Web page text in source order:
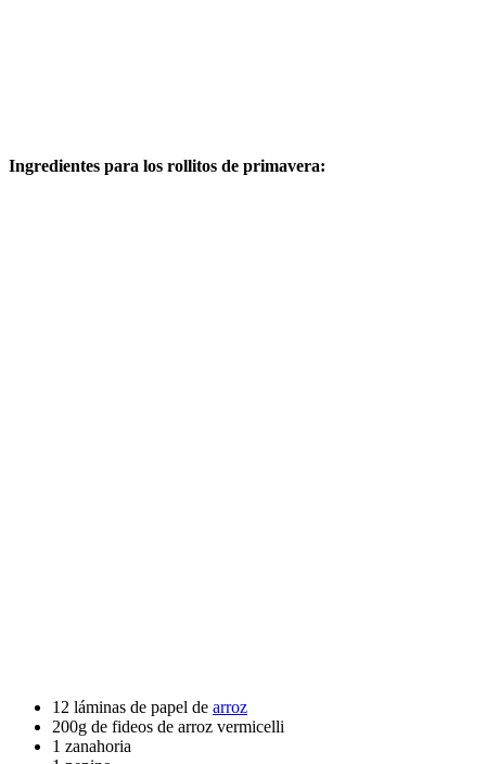
Ingredientes para los rollitos de primavera:
12 láminas de papel de arroz
200g de fideos de arroz vermicelli
1 zanahoria